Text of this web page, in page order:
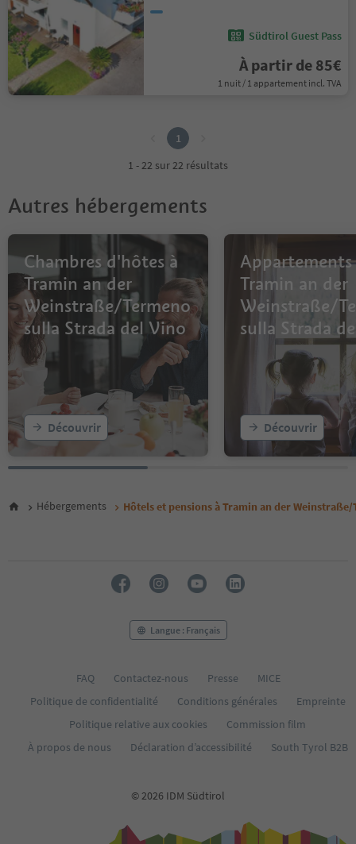
Südtirol Guest Pass
À partir de 85€
1 nuit / 1 appartement incl. TVA
1
1 - 22 sur 22 résultats
Autres hébergements
Chambres d'hôtes à
Tramin an der
Weinstraße/Termeno
sulla Strada del Vino
Découvrir
Appartements
Tramin an der
Weinstraße/
sulla Strada
Découvrir
Hébergements Hôtels et pensions à Tramin an der
Langue : Français
FAQ Contactez-nous Presse
MICE
Politique de confidentialité
Conditions générales
Empreinte
Politique relative aux cookies
Commission film
À propos de nous
Déclaration d’accessibilité South Tyrol B2B
© 2026 IDM Südtirol